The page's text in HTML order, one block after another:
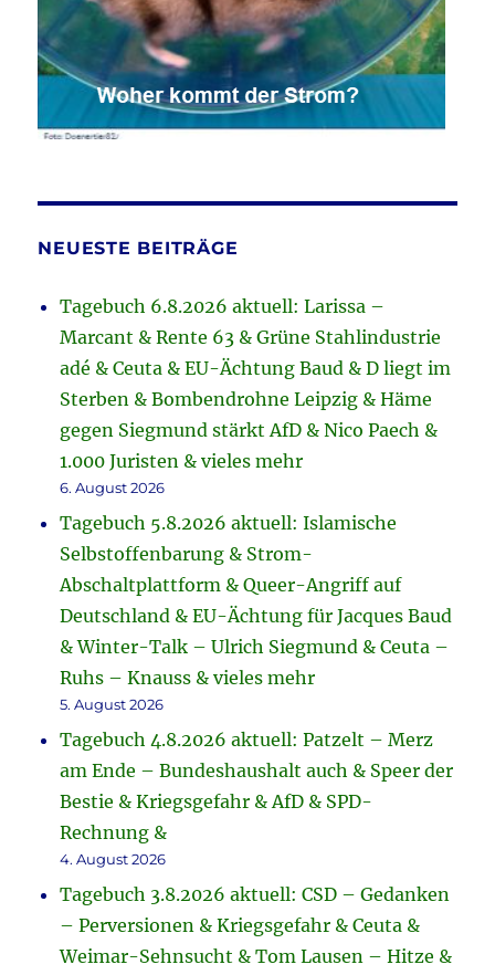
NEUESTE BEITRÄGE
Tagebuch 6.8.2026 aktuell: Larissa –
Marcant & Rente 63 & Grüne Stahlindustrie
adé & Ceuta & EU-Ächtung Baud & D liegt im
Sterben & Bombendrohne Leipzig & Häme
gegen Siegmund stärkt AfD & Nico Paech &
1.000 Juristen & vieles mehr
6. August 2026
Tagebuch 5.8.2026 aktuell: Islamische
Selbstoffenbarung & Strom-
Abschaltplattform & Queer-Angriff auf
Deutschland & EU-Ächtung für Jacques Baud
& Winter-Talk – Ulrich Siegmund & Ceuta –
Ruhs – Knauss & vieles mehr
5. August 2026
Tagebuch 4.8.2026 aktuell: Patzelt – Merz
am Ende – Bundeshaushalt auch & Speer der
Bestie & Kriegsgefahr & AfD & SPD-
Rechnung &
4. August 2026
Tagebuch 3.8.2026 aktuell: CSD – Gedanken
– Perversionen & Kriegsgefahr & Ceuta &
Weimar-Sehnsucht & Tom Lausen – Hitze &